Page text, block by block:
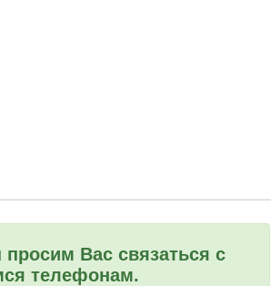
Вас связаться с
телефонам.